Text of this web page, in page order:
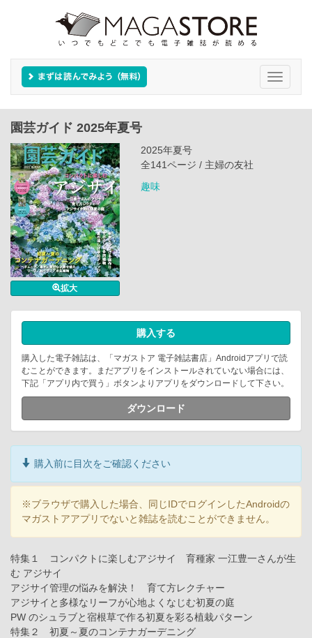
Toggle
園芸ガイド 2025年夏号
拡大
2025年夏号
全141ページ / 主婦の友社
趣味
購入する
購入した電子雑誌は、「マガストア 電子雑誌書店」Androidアプリで読
むことができます。まだアプリをインストールされていない場合には、
下記「アプリ内で買う」ボタンよりアプリをダウンロードして下さい。
ダウンロード
購入前に目次をご確認ください
※ブラウザで購入した場合、同じIDでログインしたAndroidの
マガストアアプリでないと雑誌を読むことができません。
特集１ コンパクトに楽しむアジサイ 育種家 一江豊一さんが生
む アジサイ
アジサイ管理の悩みを解決！ 育て方レクチャー
アジサイと多様なリーフが心地よくなじむ初夏の庭
PW のシュラブと宿根草で作る初夏を彩る植栽パターン
特集２ 初夏～夏のコンテナガーデニング